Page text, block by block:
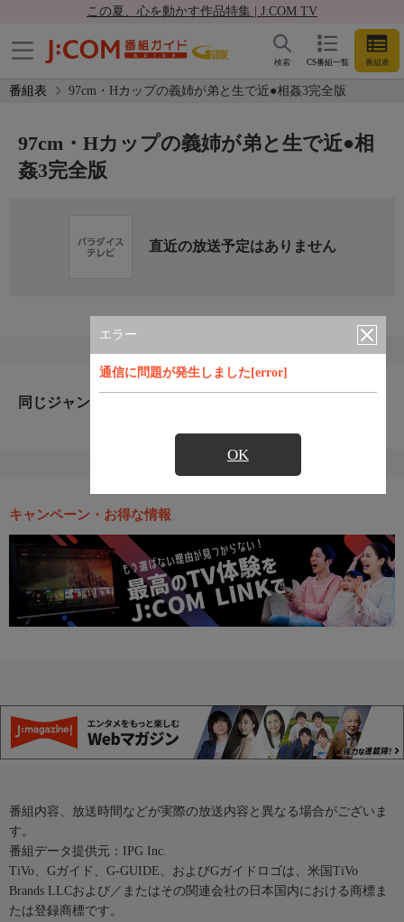
この夏、心を動かす作品特集 | J:COM TV
CS番組一覧 番組表
検索
番組表 97cm・Hカップの義姉が弟と生で近●相姦3完全版
エラー
通信に問題が発生しました[error]
OK
97cm・Hカップの義姉が弟と生で近●相
姦3完全版
直近の放送予定はありません
同じジャンルのおすすめ番組
キャンペーン・お得な情報
番組内容、放送時間などが実際の放送内容と異なる場合がございま
す。
番組データ提供元：IPG Inc.
TiVo、Gガイド、G-GUIDE、およびGガイドロゴは、米国TiVo
Brands LLCおよび／またはその関連会社の日本国内における商標ま
たは登録商標です。